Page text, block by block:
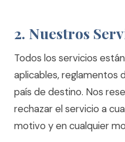
2. Nuestros
Todos los servicios
aplicables, reglamentos
país de destino. Nos
rechazar el servicio a
motivo y en cualquier